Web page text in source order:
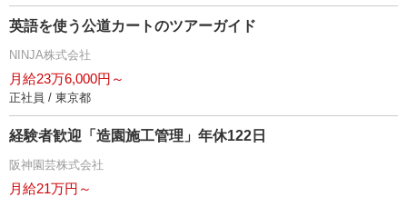
英語を使う公道カートのツアーガイド
NINJA株式会社
月給23万6,000円～
正社員 / 東京都
経験者歓迎「造園施工管理」年休122日
阪神園芸株式会社
月給21万円～